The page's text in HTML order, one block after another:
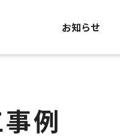
お知らせ
例